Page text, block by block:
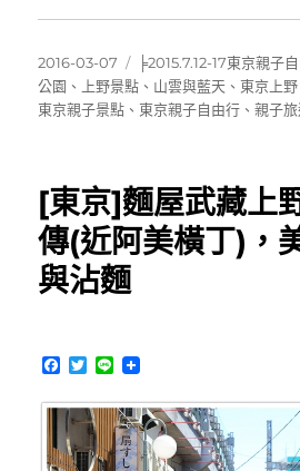
發
佈
日
2016-03-07
分
類
╞2015.7.12-17東京親子
公園 、 上野景點 、 山雲與藍天 、 東京上野
東京親子景點 、 東京親子自由行 、親子
[東京]麵屋武藏上
傳(近阿美橫丁)，
與沾麵
F
c
e
b
o
T
i
t
t
e
L
n
e